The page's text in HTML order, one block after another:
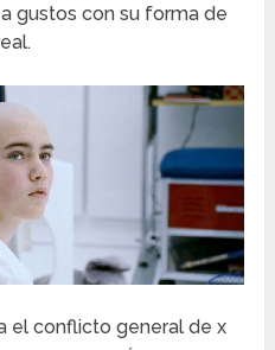
gustos con su forma de
el conflicto general de x